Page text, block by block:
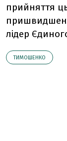
прийняття
лідер
ТИМОШЕНКО